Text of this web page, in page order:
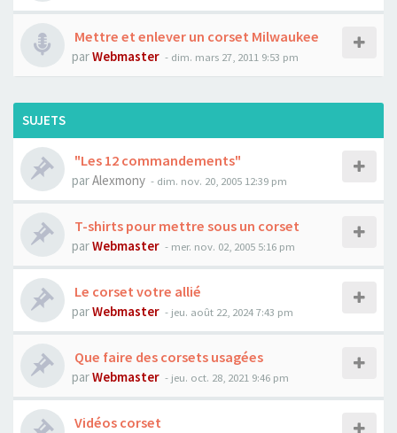
Mettre et enlever un corset Milwaukee
parWebmaster - dim. mars 27, 2011 9:53 pm
SUJETS
"Les 12 commandements"
parAlexmony - dim. nov. 20, 2005 12:39 pm
T-shirts pour mettre sous un corset
parWebmaster - mer. nov. 02, 2005 5:16 pm
Le corset votre allié
parWebmaster - jeu. août 22, 2024 7:43 pm
Que faire des corsets usagées
parWebmaster - jeu. oct. 28, 2021 9:46 pm
Vidéos corset